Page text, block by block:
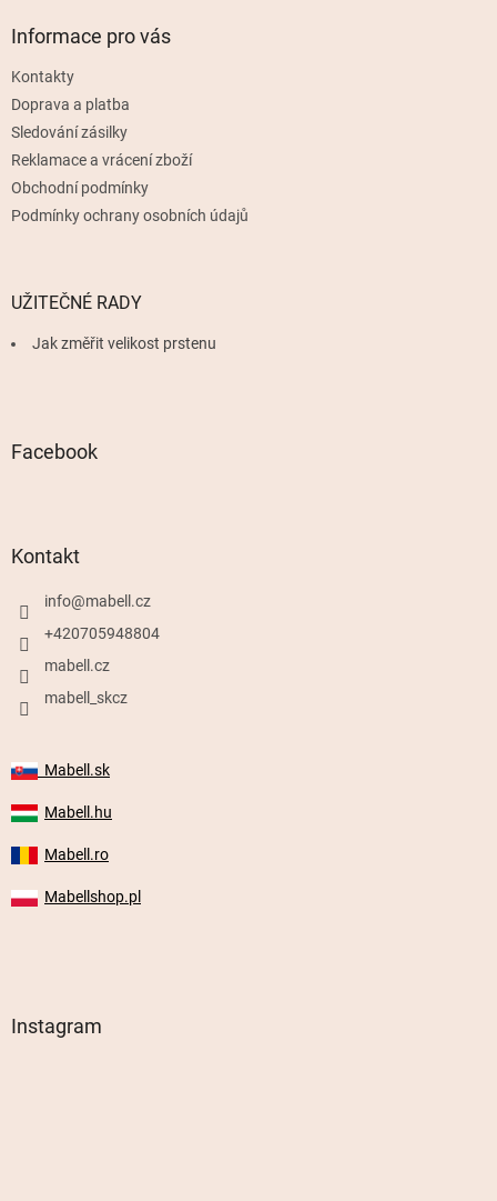
Informace pro vás
Kontakty
Doprava a platba
Sledování zásilky
Reklamace a vrácení zboží
Obchodní podmínky
Podmínky ochrany osobních údajů
UŽITEČNÉ RADY
Jak změřit velikost prstenu
Facebook
Kontakt
info@mabell.cz
+420705948804
mabell.cz
mabell_skcz
Mabell.sk
Mabell.hu
Mabell.ro
Mabellshop.pl
Instagram